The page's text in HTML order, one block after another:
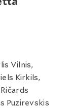
Vilnis,
Kirkils,
Puzirevskis